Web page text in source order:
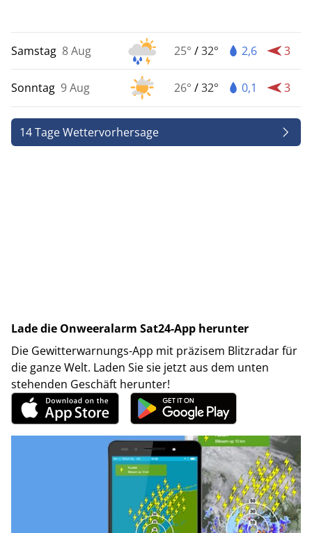
Samstag 8 Aug 25° /32° 2,6 3
Sonntag 9 Aug 26° /32° 0,1 3
14 Tage Wettervorhersage
Lade die Onweeralarm Sat24-App herunter
Die Gewitterwarnungs-App mit präzisem Blitzradar für
die ganze Welt. Laden Sie sie jetzt aus dem unten
stehenden Geschäft herunter!